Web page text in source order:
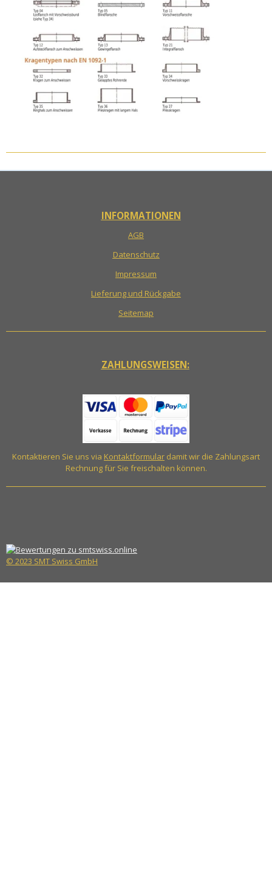
INFORMATIONEN
AGB
Datenschutz
Impressum
Lieferung und Rückgabe
Seitemap
ZAHLUNGSWEISEN:
Kontaktieren Sie uns via Kontaktformular damit wir die Zahlungsart
Rechnung für Sie freischalten können.
© 2023 SMT Swiss GmbH